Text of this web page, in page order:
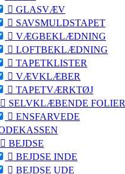
 GLASVÆV
 SAVSMULDSTAPET
 VÆGBEKLÆDNING
 LOFTBEKLÆDNING
 TAPETKLISTER
 VÆVKLÆBER
 TAPETVÆRKTØJ
 SELVKLÆBENDE FOLIER
 ENSFARVEDE
 BEJDSE
 BEJDSE INDE
 BEJDSE UDE